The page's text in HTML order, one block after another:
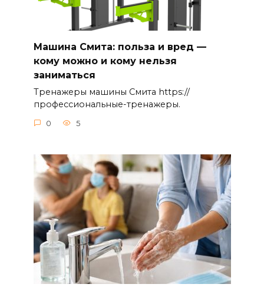
Машина Смита: польза и вред —
кому можно и кому нельзя
заниматься
Тренажеры машины Смита https://
профессиональные-тренажеры.
0 5